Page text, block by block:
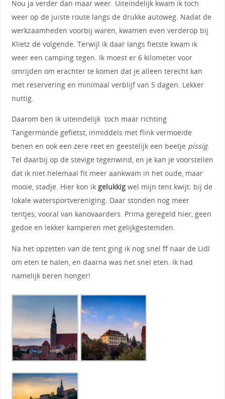
Nou ja verder dan maar weer. Uiteindelijk kwam ik toch
weer op de juiste route langs de drukke autoweg. Nadat de
werkzaamheden voorbij waren, kwamen even verderop bij
Klietz de volgende. Terwijl ik daar langs fietste kwam ik
weer een camping tegen. Ik moest er 6 kilometer voor
omrijden om erachter te komen dat je alleen terecht kan
met reservering en minimaal verblijf van 5 dagen. Lekker
nuttig.
Daarom ben ik uiteindelijk toch maar richting
Tangermünde gefietst, inmiddels met flink vermoeide
benen en ook een zere reet en geestelijk een beetje pissig.
Tel daarbij op de stevige tegenwind, en je kan je voorstellen
dat ik niet helemaal fit meer aankwam in het oude, maar
mooie, stadje. Hier kon ik gelukkigwel mijn tent kwijt: bij de
lokale watersportvereniging. Daar stonden nog meer
tentjes, vooral van kanovaarders. Prima geregeld hier, geen
gedoe en lekker kamperen met gelijkgestemden.
Na het opzetten van de tent ging ik nog snel ff naar de Lidl
om eten te halen, en daarna was het snel eten. Ik had
namelijk beren honger!